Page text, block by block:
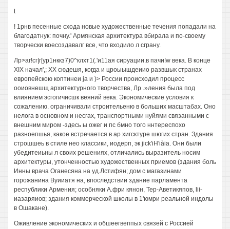
t
! 1рнв песенные схода новые художественные течения попадали на
благодатнук: почну.' Армянская архитектура вбирала и по-своему
творчески воесоздавалг все, что входило л сграну.
Лр>аг!сг|г[ур1нккз7)0^клхт1(.'и11ая сируации.в пачи!w века. В конце
XIX начал',; XX сюдешя, когда и цроыышдеиио развшык странах
европейскою коптинеи ja и )> России происходил процесс
ооиовнешщ архитектурного творчества, Лр .»ления была под
влиянием эсгогичисшк веяний века. Экономические условия к
сожалению. ограничивали строительеню в больших масштабах. Оно
нелога в основном и несгах, транспортными нуйями связанными с
внешним миром -здесь ы ожег и пс бмно того ннтереспохо
разноепшья, какое встречается в ар хигсктуре шюгих стран. Здания
строшшеь в стиле нео классики, иодерп, эк jick'iH'iàia. Они были
убедитеиьны л своих решениях, отличались выразитель носим
архитектуры, утонченностью художественных приемов (здания боль
Инны врача Оганесяна на уд.Лстифян; дом с магазинами
горожанина Вуииатя на, впоследствии здание парламента
республики Армения; особняки А.фри кянон, Тер-Аветикяпов, lii-
иазаряиов; здания коммерческой школы в 1'юмри реальной индолы
в Ошакане).
Оживление экономических и обшеегвеппых связей с Россией